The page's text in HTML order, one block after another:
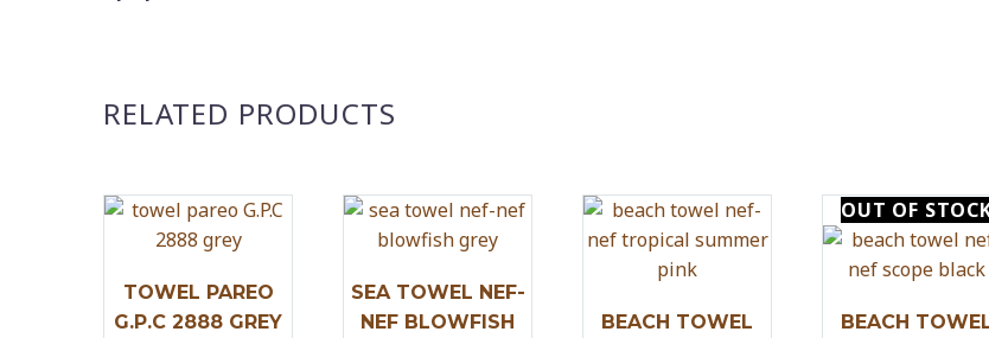
RELATED PRODUCTS
TOWEL PAREO
G.P.C 2888 GREY
SEA TOWEL NEF-
NEF BLOWFISH
BEACH TOWEL
OUT OF
BEACH